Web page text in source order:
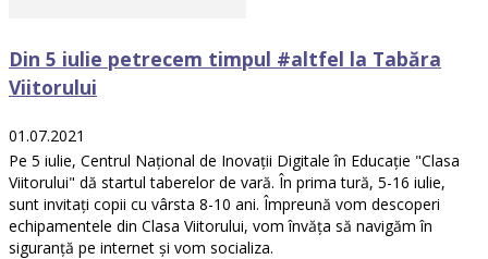
Din 5 iulie petrecem timpul #altfel la Tabăra
Viitorului
01.07.2021
Pe 5 iulie, Centrul Național de Inovații Digitale în Educație "Clasa
Viitorului" dă startul taberelor de vară. În prima tură, 5-16 iulie,
sunt invitați copii cu vârsta 8-10 ani. Împreună vom descoperi
echipamentele din Clasa Viitorului, vom învăța să navigăm în
siguranță pe internet și vom socializa.